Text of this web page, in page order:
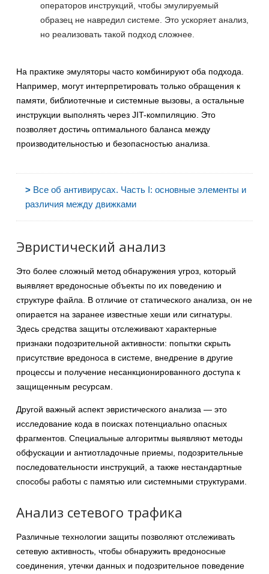
операторов инструкций, чтобы эмулируемый
образец не навредил системе. Это ускоряет анализ,
но реализовать такой подход сложнее.
На практике эмуляторы часто комбинируют оба подхода.
Например, могут интерпретировать только обращения к
памяти, библиотечные и системные вызовы, а остальные
инструкции выполнять через JIT-компиляцию. Это
позволяет достичь оптимального баланса между
производительностью и безопасностью анализа.
> Все об антивирусах. Часть I: основные элементы и
различия между движками
Эвристический анализ
Это более сложный метод обнаружения угроз, который
выявляет вредоносные объекты по их поведению и
структуре файла. В отличие от статического анализа, он не
опирается на заранее известные хеши или сигнатуры.
Здесь средства защиты отслеживают характерные
признаки подозрительной активности: попытки скрыть
присутствие вредоноса в системе, внедрение в другие
процессы и получение несанкционированного доступа к
защищенным ресурсам.
Другой важный аспект эвристического анализа — это
исследование кода в поисках потенциально опасных
фрагментов. Специальные алгоритмы выявляют методы
обфускации и антиотладочные приемы, подозрительные
последовательности инструкций, а также нестандартные
способы работы с памятью или системными структурами.
Анализ сетевого трафика
Различные технологии защиты позволяют отслеживать
сетевую активность, чтобы обнаружить вредоносные
соединения, утечки данных и подозрительное поведение